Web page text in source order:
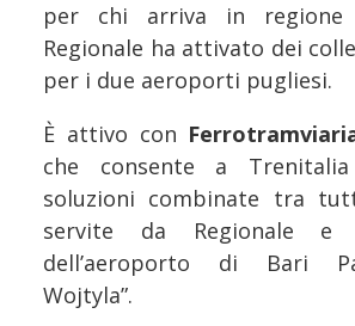
per chi arriva in regione
Regionale ha attivato dei
per i due aeroporti pugliesi.
È attivo con
che consente a
soluzioni combinate tra
servite da Regionale e
dell’aeroporto di Bari
Wojtyla”.